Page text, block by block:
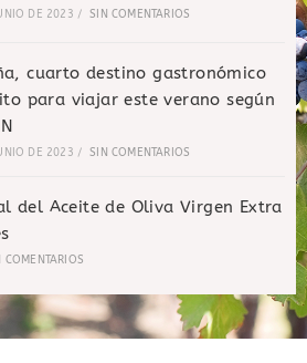
DE 2023 / SIN COMENTARIOS
cuarto destino gastronómico
para viajar este verano según
DE 2023 / SIN COMENTARIOS
del Aceite de Oliva Virgen Extra
COMENTARIOS